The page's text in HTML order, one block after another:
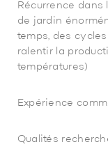
Récurrence dans
de jardin
temps, des
ralentir la
températures)
Expérience
Qualités